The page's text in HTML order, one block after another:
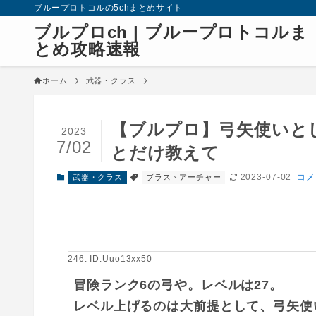
ブループロトコルの5chまとめサイト
ブルプロch | ブループロトコルま
とめ攻略速報
ホーム 武器・クラス
【ブルプロ】弓矢使い
とだけ教えて
2023
7/02
武器・クラス ブラストアーチャー 2023-07-02 コ
246: ID:Uuo13xx50
冒険ランク6の弓や。レベルは27。
レベル上げるのは大前提として、弓矢